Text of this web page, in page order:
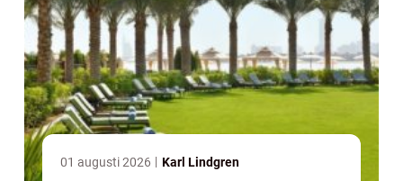
01 augusti 2026 Karl Lindgren